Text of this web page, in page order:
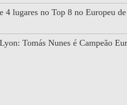
4 lugares no Top 8 no Europeu
Tomás Nunes é Campeão